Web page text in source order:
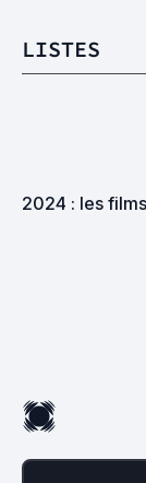
LISTES
2024 : les